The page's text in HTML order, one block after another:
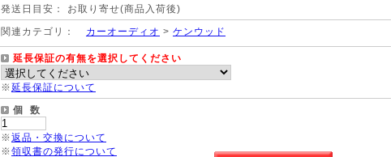
発送日目安： お取り寄せ(商品入荷後)
関連カテゴリ： カーオーディオ > ケンウッド
延長保証の有無を選択してください
※延長保証について
個 数
※返品・交換について
※領収書の発行について